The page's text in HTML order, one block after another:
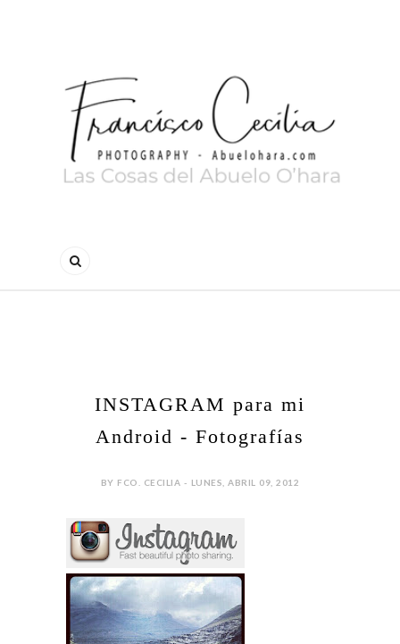
INSTAGRAM para mi
Android - Fotografías
BY FCO. CECILIA - LUNES, ABRIL 09, 2012